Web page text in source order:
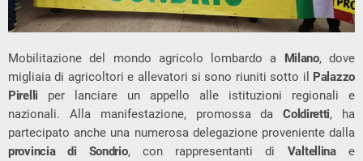
Mobilitazione del mondo agricolo lombardo a Milano, dove
migliaia di agricoltori e allevatori si sono riuniti sotto il Palazzo
Pirelli per lanciare un appello alle istituzioni regionali e
nazionali. Alla manifestazione, promossa daColdiretti, ha
partecipato anche una numerosa delegazione proveniente dalla
provincia di Sondrio, con rappresentanti di Valtellinae